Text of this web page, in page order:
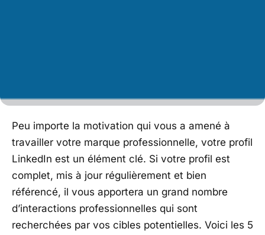
Peu importe la motivation qui vous a amené à
travailler votre marque professionnelle, votre profil
LinkedIn est un élément clé. Si votre profil est
complet, mis à jour régulièrement et bien
référencé, il vous apportera un grand nombre
d’interactions professionnelles qui sont
recherchées par vos cibles potentielles. Voici les 5